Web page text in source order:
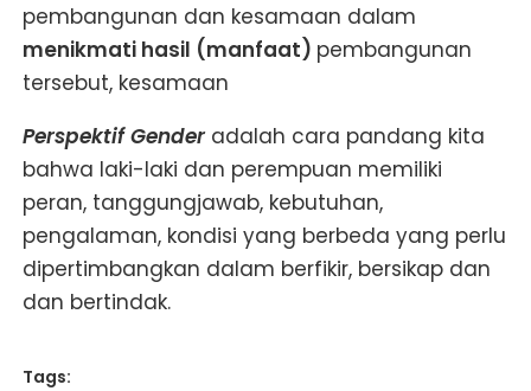
pembangunan dan kesamaan dalam
menikmati hasil (manfaat) pembangunan
tersebut, kesamaan
Perspektif Genderadalah cara pandang kita
bahwa laki-laki dan perempuan memiliki
peran, tanggungjawab, kebutuhan,
pengalaman, kondisi yang berbeda yang perlu
dipertimbangkan dalam berfikir, bersikap dan
dan bertindak.
Tags: